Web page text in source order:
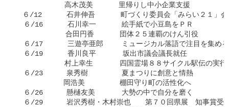
     　　　　高木茂美　 　　里帰りし中小企業支援
６/12      石井伸吾　　 　町づくり委員会「みらい２１」会
  ６/16      石川幸一　　 　絵手紙で小豆島をＰＲ
       　　　合田円香 　　　団体２５連覇のけん引役
  ６/17      三遊亭亜郎 　　ミュージカル落語で注目を集める
  ６/19      香川良平　   　坂出市議会議長就任
　　　　村上幸生　   　四国霊場８８サイクル駅伝の実行
  ６/23    　泉秀樹　   　　夏まつりに創意と情熱
   　　　　　岡浩美     　　棚田守り町の活性化へ
  ６/26    　懸樋友美　   　大勢の中で自分を磨く
６/29    　岩沢秀樹・木村崇也　　第７０回県展　知事賞受